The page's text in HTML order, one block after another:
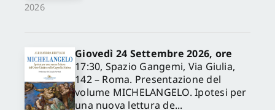
2026
Giovedì 24 Settembre 2026, ore
17:30, Spazio Gangemi, Via Giulia,
142 – Roma. Presentazione del
volume MICHELANGELO. Ipotesi per
una nuova lettura de...